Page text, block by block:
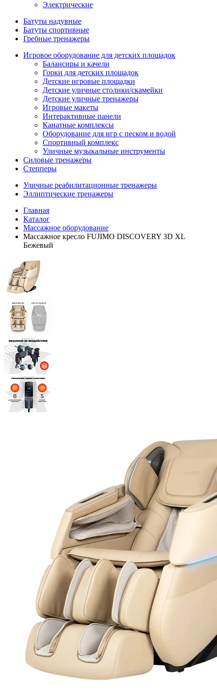
Электрические
Батуты надувные
Батуты спортивные
Гребные тренажеры
Игровое оборудование для детских площадок
Балансиры и качели
Горки для детских площадок
Детские игровые площадки
Детские уличные столики/скамейки
Детские уличные тренажеры
Игровые макеты
Интерактивные панели
Канатные комплексы
Оборудование для игр с песком и водой
Спортивный комплекс
Уличные музыкальные инструменты
Силовые тренажеры
Степперы
Уличные реабилитационные тренажеры
Эллиптические тренажеры
Главная
Каталог
Массажное оборудование
Массажное кресло FUJIMO DISCOVERY 3D XL
Бежевый